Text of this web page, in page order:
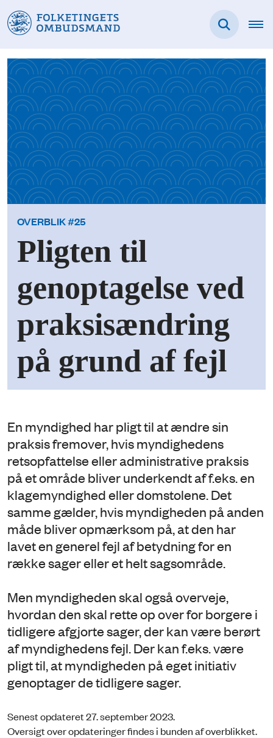
OVERBLIK #25
Pligten til
genoptagelse ved
praksisændring
på grund af fejl
En myndighed har pligt til at ændre sin
praksis fremover, hvis myndighedens
retsopfattelse eller administrative praksis
på et område bliver underkendt af f.eks. en
klagemyndighed eller domstolene. Det
samme gælder, hvis myndigheden på anden
måde bliver opmærksom på, at den har
lavet en generel fejl af betydning for en
række sager eller et helt sagsområde.
Men myndigheden skal også overveje,
hvordan den skal rette op over for borgere i
tidligere afgjorte sager, der kan være berørt
af myndighedens fejl. Der kan f.eks. være
pligt til, at myndigheden på eget initiativ
genoptager de tidligere sager.
Senest opdateret 27. september 2023.
Oversigt over opdateringer findes i bunden af overblikket.